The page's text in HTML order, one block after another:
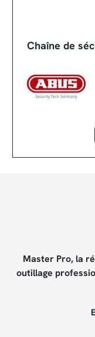
Chaîne de
Master Pro, la
outillage